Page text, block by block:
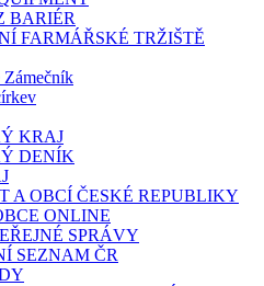
BARIÉR
FARMÁŘSKÉ TRŽIŠTĚ
Zámečník
KRAJ
DENÍK
A OBCÍ ČESKÉ REPUBLIKY
ONLINE
SPRÁVY
SEZNAM ČR